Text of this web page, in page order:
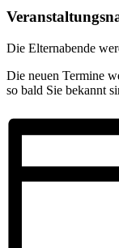
Die Elternabende
Die neuen Termine
so bald Sie bekannt